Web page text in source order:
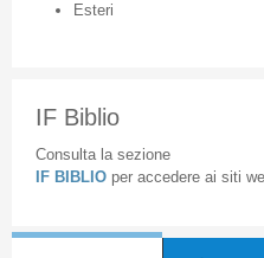
Esteri
IF Biblio
Consulta la sezione
IF BIBLIO per accedere ai siti